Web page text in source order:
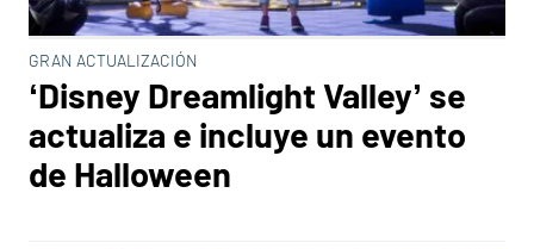
GRAN ACTUALIZACIÓN
‘Disney Dreamlight Valley’ se
actualiza e incluye un evento
de Halloween